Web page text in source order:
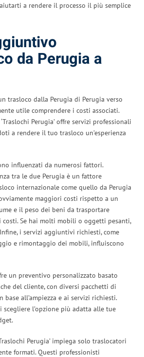
a rendere il processo il più semplice
da Perugia a
trasloco dalla Perugia di Perugia verso
utile comprendere i costi associati.
Perugia’ offre servizi professionali
a rendere il tuo trasloco un’esperienza
influenzati da numerosi fattori.
tra le due Perugia è un fattore
internazionale come quello da Perugia
maggiori costi rispetto a un
e il peso dei beni da trasportare
costi. Se hai molti mobili o oggetti pesanti,
i servizi aggiuntivi richiesti, come
e rimontaggio dei mobili, influiscono
un preventivo personalizzato basato
del cliente, con diversi pacchetti di
all’ampiezza e ai servizi richiesti.
l’opzione più adatta alle tue
Perugia’ impiega solo traslocatori
formati. Questi professionisti